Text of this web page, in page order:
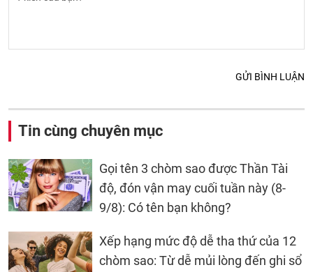
GỬI BÌNH LUẬN
Tin cùng chuyên mục
Gọi tên 3 chòm sao được Thần Tài
độ, đón vận may cuối tuần này (8-
9/8): Có tên bạn không?
Xếp hạng mức độ dễ tha thứ của 12
chòm sao: Từ dễ mủi lòng đến ghi sổ